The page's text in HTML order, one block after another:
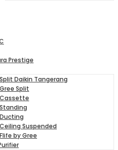
Prestige
Daikin Tangerang
Split
Suspended
by Gree